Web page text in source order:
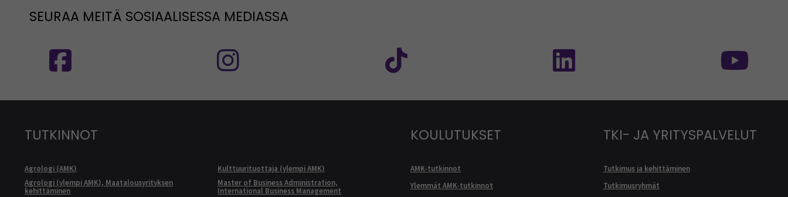
SEURAA MEITÄ SOSIAALISESSA MEDIASSA
TUTKINNOT
Agrologi (AMK)
Agrologi (ylempi AMK), Maatalousyrityksen
kehittäminen
Kulttuurituottaja (ylempi AMK)
Master of Business Administration,
International Business Management
KOULUTUKSET
AMK-tutkinnot
Ylemmät AMK-tutkinnot
TKI- JA YRITYSPALVELUT
Tutkimus ja kehittäminen
Tutkimusryhmät